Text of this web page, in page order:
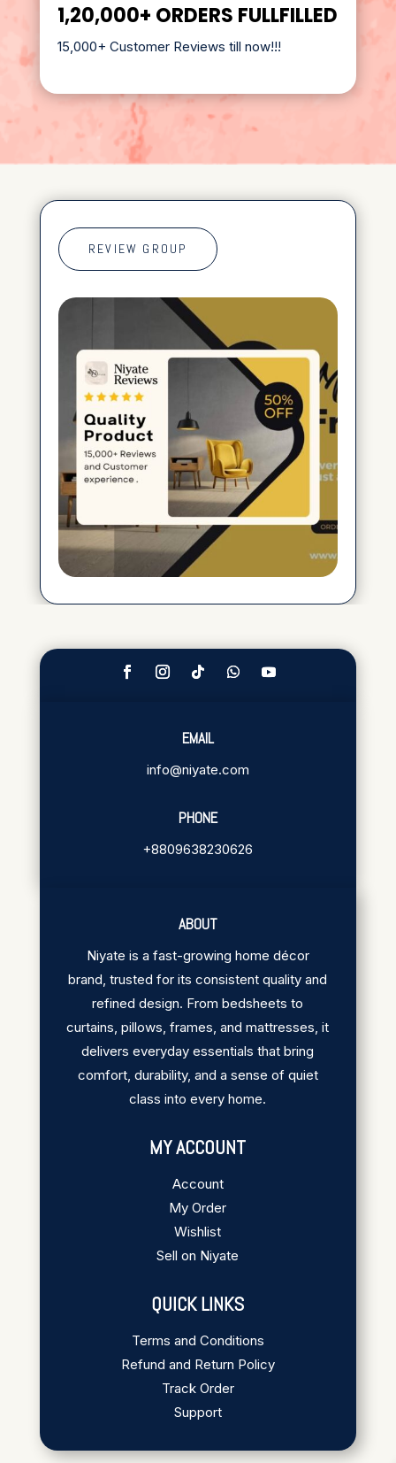
1,20,000+ ORDERS FULLFILLED
15,000+ Customer Reviews till now!!!
REVIEW GROUP
EMAIL
info@niyate.com
PHONE
+8809638230626
ABOUT
Niyate is a fast-growing home décor
brand, trusted for its consistent quality and
refined design. From bedsheets to
curtains, pillows, frames, and mattresses, it
delivers everyday essentials that bring
comfort, durability, and a sense of quiet
class into every home.
MY ACCOUNT
Account
My Order
Wishlist
Sell on Niyate
QUICK LINKS
Terms and Conditions
Refund and Return Policy
Track Order
Support